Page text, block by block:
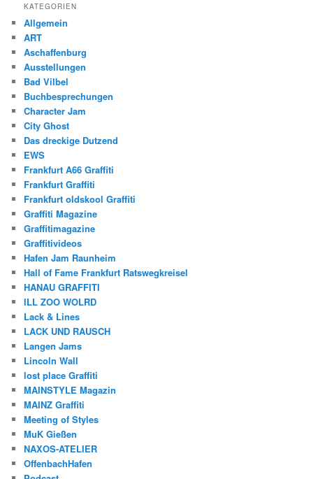
KATEGORIEN
Allgemein
ART
Aschaffenburg
Ausstellungen
Bad Vilbel
Buchbesprechungen
Character Jam
City Ghost
Das dreckige Dutzend
EWS
Frankfurt A66 Graffiti
Frankfurt Graffiti
Frankfurt oldskool Graffiti
Graffiti Magazine
Graffitimagazine
Graffitivideos
Hafen Jam Raunheim
Hall of Fame Frankfurt Ratswegkreisel
HANAU GRAFFITI
ILL ZOO WOLRD
Lack & Lines
LACK UND RAUSCH
Langen Jams
Lincoln Wall
lost place Graffiti
MAINSTYLE Magazin
MAINZ Graffiti
Meeting of Styles
MuK Gießen
NAXOS-ATELIER
OffenbachHafen